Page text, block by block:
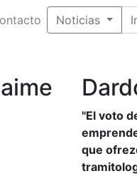
Noticias
"El voto
que